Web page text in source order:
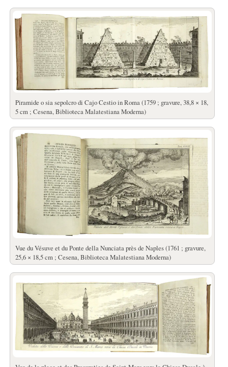
Piramide o sia sepolcro di Cajo Cestio in Roma (1759 ; gravure, 38,8 × 18,
5 cm ; Cesena, Biblioteca Malatestiana Moderna)
Vue du Vésuve et du Ponte della Nunciata près de Naples (1761 ; gravure,
25,6 × 18,5 cm ; Cesena, Biblioteca Malatestiana Moderna)